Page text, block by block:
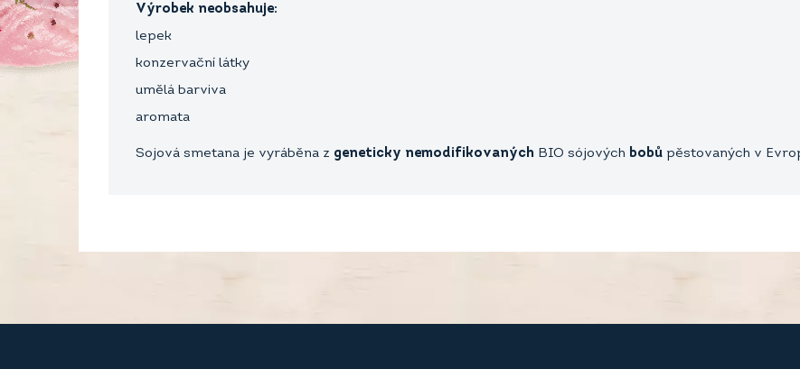
Výrobek neobsahuje:
lepek
konzervační látky
umělá barviva
aromata
Sojová smetana je vyráběna z geneticky nemodifikovaných BIO sójových bobů pěstovaných v